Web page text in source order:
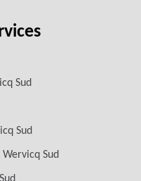
Sud
Sud
Sud